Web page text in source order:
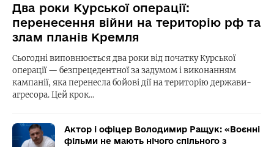
Два роки Курської операції:
перенесення війни на територію рф та
злам планів Кремля
Сьогодні виповнюється два роки від початку Курської
операції — безпрецедентної за задумом і виконанням
кампанії, яка перенесла бойові дії на територію держави-
агресора. Цей крок…
Актор і офіцер Володимир Ращук: «Воєнні
фільми не мають нічого спільного з